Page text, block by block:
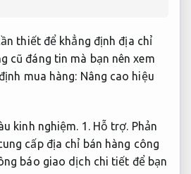
thiết để khẳng định địa chỉ
cũ đáng tin mà bạn nên xem
mua hàng: Nâng cao hiệu
kinh nghiệm. 1. Hỗ trợ. Phản
cấp địa chỉ bán hàng công
báo giao dịch chi tiết để bạn